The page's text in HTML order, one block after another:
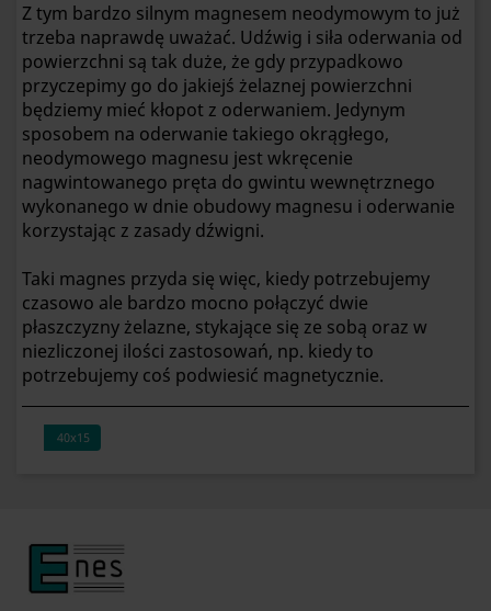
Z tym bardzo silnym magnesem neodymowym to już
trzeba naprawdę uważać. Udźwig i siła oderwania od
powierzchni są tak duże, że gdy przypadkowo
przyczepimy go do jakiejś żelaznej powierzchni
będziemy mieć kłopot z oderwaniem. Jedynym
sposobem na oderwanie takiego okrągłego,
neodymowego magnesu jest wkręcenie
nagwintowanego pręta do gwintu wewnętrznego
wykonanego w dnie obudowy magnesu i oderwanie
korzystając z zasady dźwigni.
Taki magnes przyda się więc, kiedy potrzebujemy
czasowo ale bardzo mocno połączyć dwie
płaszczyzny żelazne, stykające się ze sobą oraz w
niezliczonej ilości zastosowań, np. kiedy to
potrzebujemy coś podwiesić magnetycznie.
40x15